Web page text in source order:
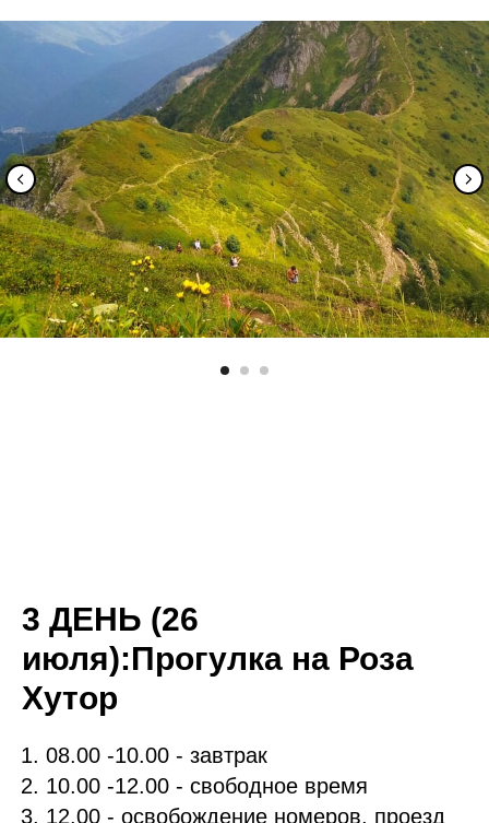
3 ДЕНЬ (26
июля):Прогулка на Роза
Хутор
08.00 -10.00 - завтрак
10.00 -12.00 - свободное время
12.00 - освобождение номеров, проезд